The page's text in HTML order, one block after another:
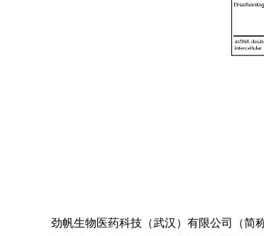
劲帆生物医药科技（武汉）有限公司（简